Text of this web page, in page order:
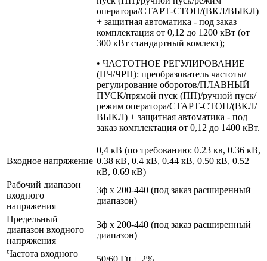
оператора/СТАРТ-СТОП/(ВКЛ/ВЫКЛ)
+ защитная автоматика - под заказ
комплектация от 0,12 до 1200 кВт (от
300 кВт стандартный комлект);
• ЧАСТОТНОЕ РЕГУЛИРОВАНИЕ
(ПЧ/ЧРП): преобразователь частоты/
регулирование оборотов/ПЛАВНЫЙ
ПУСК/прямой пуск (ПП)/ручной пуск/
режим оператора/СТАРТ-СТОП/(ВКЛ/
ВЫКЛ) + защитная автоматика - под
заказ комплектация от 0,12 до 1400 кВт.
Входное напряжение
0,4 кВ (по требованию: 0.23 кв, 0.36 кВ,
0.38 кВ, 0.4 кВ, 0.44 кВ, 0.50 кВ, 0.52
кВ, 0.69 кВ)
Рабочий диапазон
входного
напряжения
3ф х 200-440 (под заказ расширенный
диапазон)
Предельный
диапазон входного
напряжения
3ф х 200-440 (под заказ расширенный
диапазон)
Частота входного
50/60 Гц ± 2%